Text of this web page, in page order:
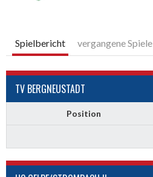
Spielbericht vergangene Spiele
TV BERGNEUSTADT
Position